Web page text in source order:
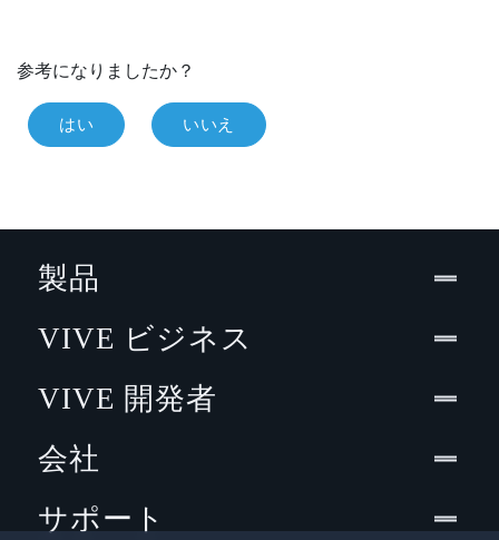
参考になりましたか？
はい いいえ
製品
VIVE ビジネス
VIVE 開発者
会社
サポート